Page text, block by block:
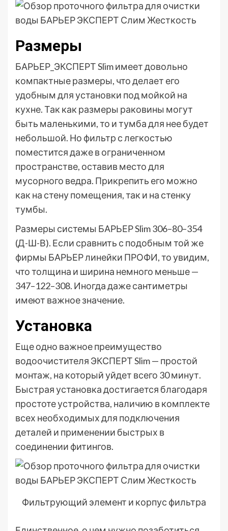
Размеры
БАРЬЕР_ЭКСПЕРТ Slim имеет довольно
компактные размеры, что делает его
удобным для установки под мойкой на
кухне. Так как размеры раковины могут
быть маленькими, то и тумба для нее будет
небольшой. Но фильтр с легкостью
поместится даже в ограниченном
пространстве, оставив место для
мусорного ведра. Прикрепить его можно
как на стену помещения, так и на стенку
тумбы.
Размеры системы БАРЬЕР Slim 306–80–354
(Д-Ш-В). Если сравнить с подобным той же
фирмы БАРЬЕР линейки ПРОФИ, то увидим,
что толщина и ширина немного меньше —
347–122–308. Иногда даже сантиметры
имеют важное значение.
Установка
Еще одно важное преимущество
водоочистителя ЭКСПЕРТ Slim — простой
монтаж, на который уйдет всего 30 минут.
Быстрая установка достигается благодаря
простоте устройства, наличию в комплекте
всех необходимых для подключения
деталей и применении быстрых в
соединении фитингов.
Фильтрующий элемент и корпус фильтра